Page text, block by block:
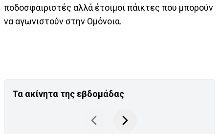
ποδοσφαιριστές αλλά έτοιμοι πάικτες που μπορούν
να αγωνιστούν στην Ομόνοια.
Τα ακίνητα της εβδομάδας